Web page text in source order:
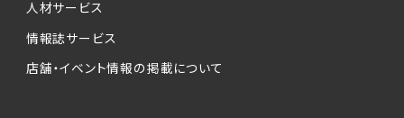
人材サービス
情報誌サービス
店舗・イベント情報の掲載について